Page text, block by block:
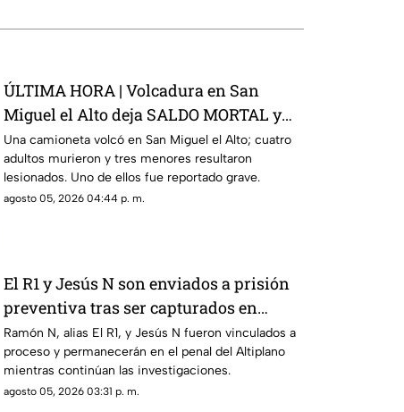
ÚLTIMA HORA | Volcadura en San
Miguel el Alto deja SALDO MORTAL y
MÚLTIPLES lesionados
Una camioneta volcó en San Miguel el Alto; cuatro
adultos murieron y tres menores resultaron
lesionados. Uno de ellos fue reportado grave.
agosto 05, 2026 04:44 p. m.
El R1 y Jesús N son enviados a prisión
preventiva tras ser capturados en
Jalisco
Ramón N, alias El R1, y Jesús N fueron vinculados a
proceso y permanecerán en el penal del Altiplano
mientras continúan las investigaciones.
agosto 05, 2026 03:31 p. m.